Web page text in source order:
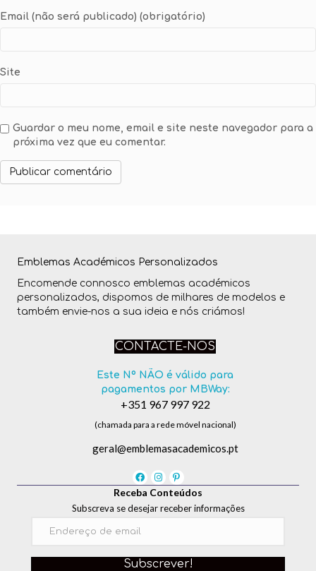
Email (não será publicado) (obrigatório)
Site
Guardar o meu nome, email e site neste navegador para a
próxima vez que eu comentar.
Emblemas Académicos Personalizados
Encomende connosco emblemas académicos
personalizados, dispomos de milhares de modelos e
também envie-nos a sua ideia e nós criámos!
CONTACTE-NOS
Este Nº NÃO é válido para
pagamentos por MBWay:
+351 967 997 922
(chamada para a rede móvel nacional)
geral@emblemasacademicos.pt
Receba Conteúdos
Subscreva se desejar receber informações
Subscrever!